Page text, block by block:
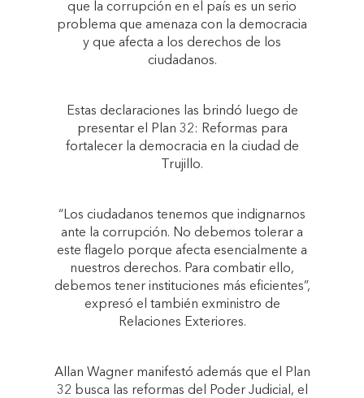
que la corrupción en el país es un serio
problema que amenaza con la democracia
y que afecta a los derechos de los
ciudadanos.
Estas declaraciones las brindó luego de
presentar el Plan 32: Reformas para
fortalecer la democracia en la ciudad de
Trujillo.
“Los ciudadanos tenemos que indignarnos
ante la corrupción. No debemos tolerar a
este flagelo porque afecta esencialmente a
nuestros derechos. Para combatir ello,
debemos tener instituciones más eficientes”,
expresó el también exministro de
Relaciones Exteriores.
Allan Wagner manifestó además que el Plan
32 busca las reformas del Poder Judicial, el